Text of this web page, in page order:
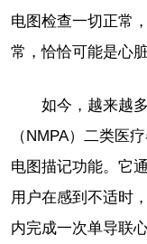
电图检查一切正常
常，恰恰可能是心
如今，越来越
（NMPA）二类医
电图描记功能。它
用户在感到不适时
内完成一次单导联